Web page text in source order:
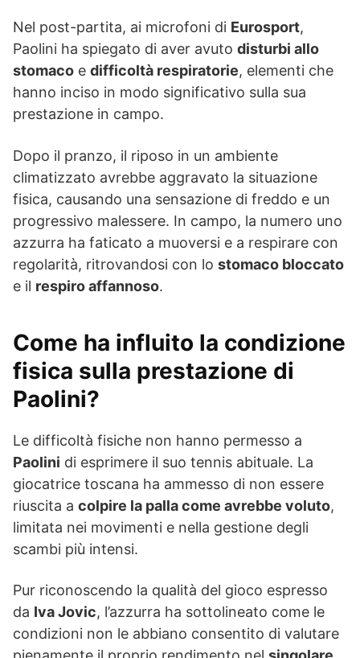
Nel post-partita, ai microfoni di Eurosport,
Paolini ha spiegato di aver avuto disturbi allo
stomaco e difficoltà respiratorie, elementi che
hanno inciso in modo significativo sulla sua
prestazione in campo.
Dopo il pranzo, il riposo in un ambiente
climatizzato avrebbe aggravato la situazione
fisica, causando una sensazione di freddo e un
progressivo malessere. In campo, la numero uno
azzurra ha faticato a muoversi e a respirare con
regolarità, ritrovandosi con lo stomaco bloccato
e il respiro affannoso.
Come ha influito la condizione
fisica sulla prestazione di
Paolini?
Le difficoltà fisiche non hanno permesso a
Paolini di esprimere il suo tennis abituale. La
giocatrice toscana ha ammesso di non essere
riuscita a colpire la palla come avrebbe voluto,
limitata nei movimenti e nella gestione degli
scambi più intensi.
Pur riconoscendo la qualità del gioco espresso
da Iva Jovic, l’azzurra ha sottolineato come le
condizioni non le abbiano consentito di valutare